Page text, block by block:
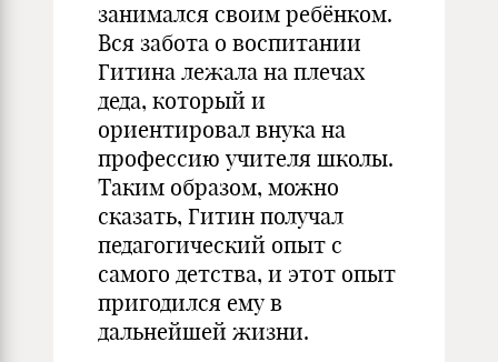
занимался своим ребёнком.
Вся забота о воспитании
Гитина лежала на плечах
деда, который и
ориентировал внука на
профессию учителя школы.
Таким образом, можно
сказать, Гитин получал
педагогический опыт с
самого детства, и этот опыт
пригодился ему в
дальнейшей жизни.